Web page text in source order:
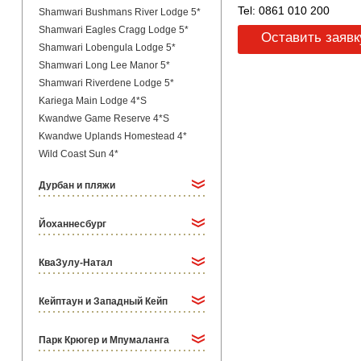
Shamwari Bushmans River Lodge 5*
Shamwari Eagles Cragg Lodge 5*
Shamwari Lobengula Lodge 5*
Shamwari Long Lee Manor 5*
Shamwari Riverdene Lodge 5*
Kariega Main Lodge 4*S
Kwandwe Game Reserve 4*S
Kwandwe Uplands Homestead 4*
Wild Coast Sun 4*
Дурбан и пляжи
Йоханнесбург
КваЗулу-Натал
Кейптаун и Западный Кейп
Парк Крюгер и Мпумаланга
Tel: 0861 010 200
Оставить